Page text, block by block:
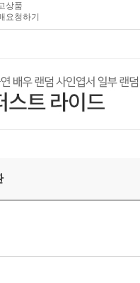
상품
요청하기
Trio for Viola,